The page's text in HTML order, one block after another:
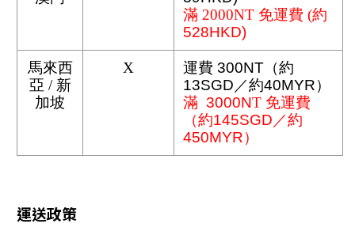
滿 2000NT 免運費 (約
528HKD)
馬來西
亞 / 新
加坡
X
運費 300NT（約
13SGD／約40MYR）
滿  3000NT 免運費
（約145SGD／約
450MYR）
運送政策